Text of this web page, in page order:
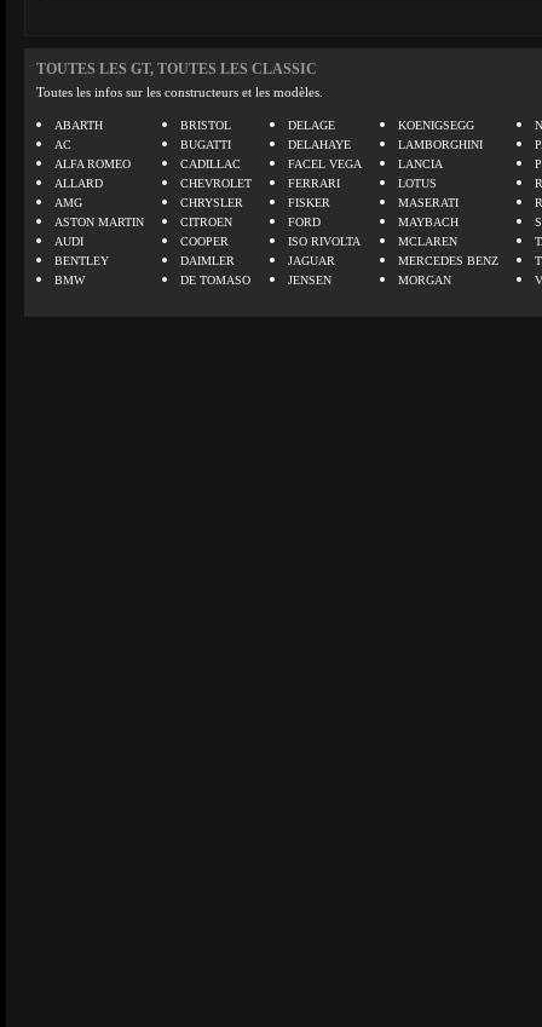
TOUTES LES GT, TOUTES LES CLASSIC
Toutes les infos sur les constructeurs et les modèles.
ABARTH
AC
ALFA ROMEO
ALLARD
AMG
ASTON MARTIN
AUDI
BENTLEY
BMW
BRISTOL
BUGATTI
CADILLAC
CHEVROLET
CHRYSLER
CITROEN
COOPER
DAIMLER
DE TOMASO
DELAGE
DELAHAYE
FACEL VEGA
FERRARI
FISKER
FORD
ISO RIVOLTA
JAGUAR
JENSEN
KOENIGSEGG
LAMBORGHINI
LANCIA
LOTUS
MASERATI
MAYBACH
MCLAREN
MERCEDES BENZ
MORGAN